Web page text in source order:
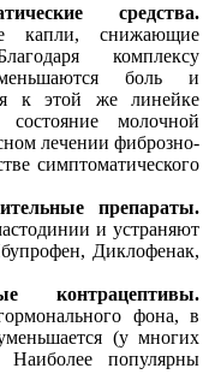
средства.
капли, снижающие
комплексу
боль и
к этой же линейке
молочной
лечении фиброзно-
симптоматического
препараты.
и устраняют
Диклофенак,
контрацептивы.
фона, в
(у многих
Наиболее популярны